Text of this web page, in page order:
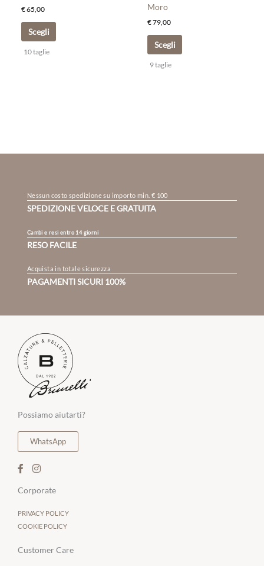
€65,00
Scegli
10 taglie
Moro
€79,00
Scegli
9 taglie
Nessun costo spedizione su importo min. € 100
SPEDIZIONE VELOCE E GRATUITA
Cambi e resi entro 14 giorni
RESO FACILE
Acquista in totale sicurezza
PAGAMENTI SICURI 100%
Possiamo aiutarti?
WhatsApp
Corporate
PRIVACY POLICY
COOKIE POLICY
Customer Care